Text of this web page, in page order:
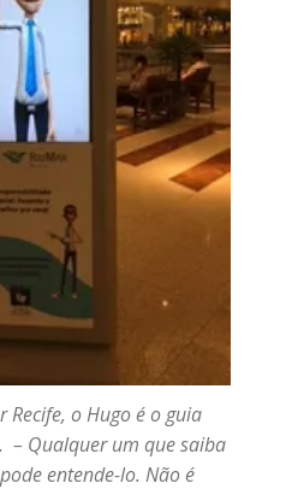
Recife, o Hugo é o guia
– Qualquer um que saiba
entende-lo. Não é